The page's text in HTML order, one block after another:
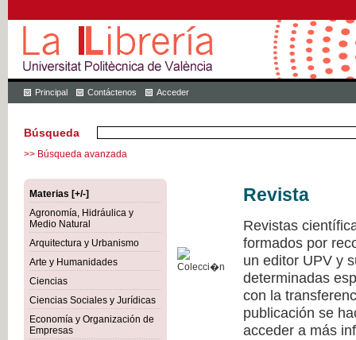
Principal Contáctenos Acceder
Búsqueda
>> Búsqueda avanzada
Materias [+/-]
Agronomía, Hidráulica y
Medio Natural
Arquitectura y Urbanismo
Arte y Humanidades
Ciencias
Ciencias Sociales y Jurídicas
Economía y Organización de
Empresas
Revista
Revistas
formados por
un editor UPV y
determinadas
con la
publicación se
acceder a más